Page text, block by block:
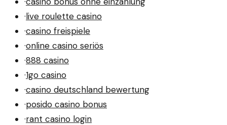
·live roulette casino
·casino freispiele
·online casino seriös
·888 casino
·1go casino
·casino deutschland bewertung
·posido casino bonus
·rant casino login